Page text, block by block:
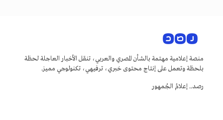
منصة إعلامية مهتمة بالشأن المصري والعربي، تنقل الأخبار العاجلة لحظة
بلحظة وتعمل على إنتاج محتوى خبري، ترفيهي، تكنولوجي مميز.
رصد.. إعلامُ الجُمهور